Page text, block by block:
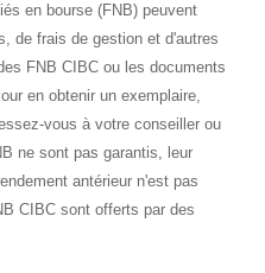
en bourse (FNB) peuvent
de frais de gestion et d'autres
FNB CIBC ou les documents
en obtenir un exemplaire,
vous à votre conseiller ou
ne sont pas garantis, leur
antérieur n'est pas
CIBC sont offerts par des